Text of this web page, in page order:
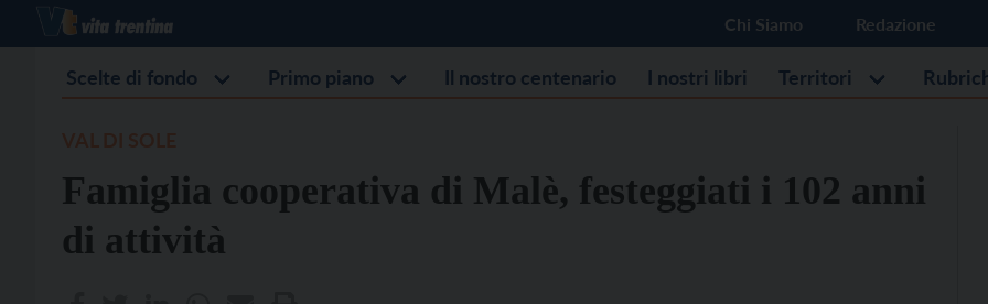
Chi Siamo Redazione
Scelte di fondo Primo piano Il nostro centenario I nostri libri Territori
Famiglia cooperativa di Malè, festeggiati i 102 anni
di attività